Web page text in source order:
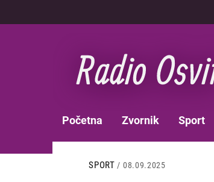
na
NAVIGATION
Početna Zvornik Sport
SPORT / 08.09.2025